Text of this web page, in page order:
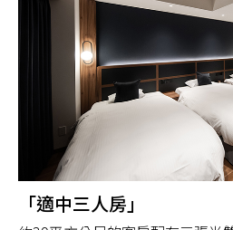
「適中三人房」